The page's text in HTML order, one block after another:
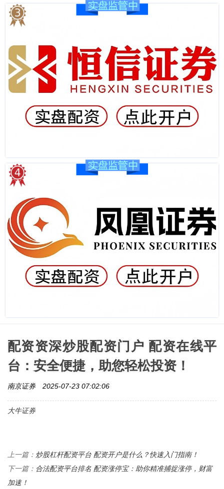
配资资深炒股配资门户 配资在线平
台：安全便捷，助您轻松投资！
南京证券 2025-07-23 07:02:06
大牛证券
上一篇： 炒股杠杆配资平台 配资开户是什么？快速入门指南！
下一篇： 合法配资平台排名 配资涨停宝：助你精准捕捉涨停，财富
加速！